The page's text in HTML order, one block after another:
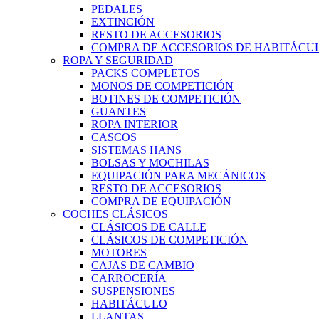
PEDALES
EXTINCIÓN
RESTO DE ACCESORIOS
COMPRA DE ACCESORIOS DE
ROPA Y SEGURIDAD
PACKS COMPLETOS
MONOS DE COMPETICIÓN
BOTINES DE COMPETICIÓN
GUANTES
ROPA INTERIOR
CASCOS
SISTEMAS HANS
BOLSAS Y MOCHILAS
EQUIPACIÓN PARA MECÁNICOS
RESTO DE ACCESORIOS
COMPRA DE EQUIPACIÓN
COCHES CLÁSICOS
CLÁSICOS DE CALLE
CLÁSICOS DE COMPETICIÓN
MOTORES
CAJAS DE CAMBIO
CARROCERÍA
SUSPENSIONES
HABITÁCULO
LLANTAS